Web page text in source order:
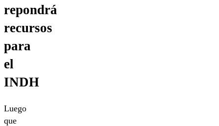
repondrá
recursos
para
el
INDH
Luego
que